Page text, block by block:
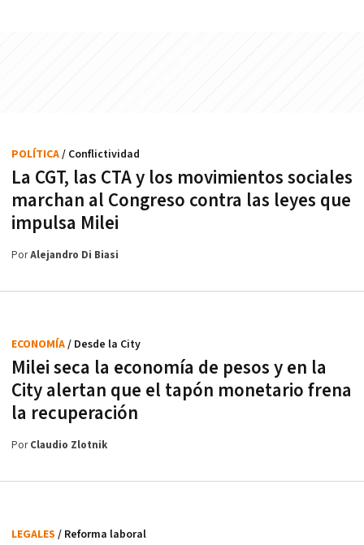
La CGT, las CTA y los movimientos sociales
marchan al Congreso contra las leyes que
impulsa Milei
POLÍTICA/ Conflictividad
PorAlejandro Di Biasi
Milei seca la economía de pesos y en la
City alertan que el tapón monetario frena
la recuperación
ECONOMÍA/ Desde la City
PorClaudio Zlotnik
LEGALES / Reforma laboral